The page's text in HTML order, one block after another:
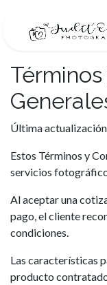
Última
Estos Términos y
servicios
Al aceptar una
pago, el cliente
condiciones.
Las características
producto